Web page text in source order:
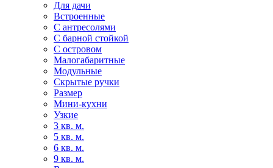
Для дачи
Встроенные
С антресолями
С барной стойкой
С островом
Малогабаритные
Модульные
Скрытые ручки
Размер
Мини-кухни
Узкие
3 кв. м.
5 кв. м.
6 кв. м.
9 кв. м.